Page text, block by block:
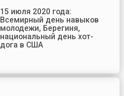
15 июля 2020 года:
Всемирный день навыков
молодежи, Берегиня,
национальный день хот-
дога в США